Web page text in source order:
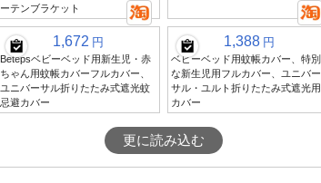
ーテンブラケット
1,672 円
Betepsベビーベッド用新生児・赤
ちゃん用蚊帳カバーフルカバー、
ユニバーサル折りたたみ式遮光蚊
忌避カバー
1,388 円
ベビーベッド用蚊帳カバー、特別
な新生児用フルカバー、ユニバー
サル・ユルト折りたたみ式遮光用
カバー
更に読み込む